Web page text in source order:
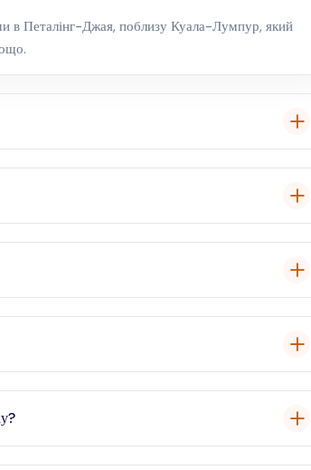
в Петалінг-Джая, поблизу Куала-Лумпур, який
області Куала-Лумпур, Малайзія.
через наш веб-сайт, щоб отримати перевірені
природи, екстремальний парк і Nickelodeon
водні гірки, американські гірки та
якого віку, від маленьких дітей до дорослих.